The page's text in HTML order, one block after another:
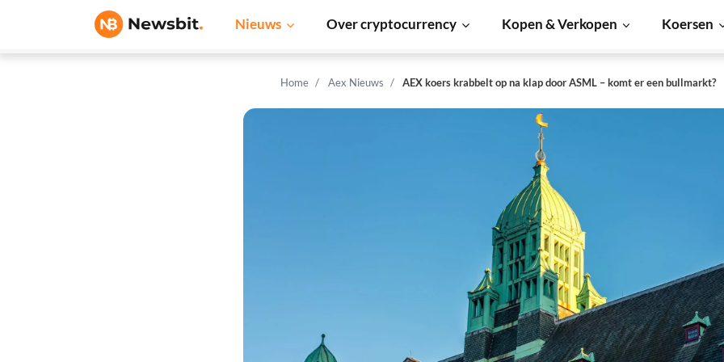
Nieuws Over cryptocurrency Kopen & Verkopen Koersen
Home Aex Nieuws AEX koers krabbelt op na klap door ASML – komt er een bullmarkt?